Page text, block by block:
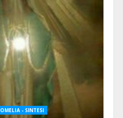
OMELIA - SINTESI